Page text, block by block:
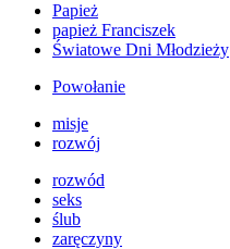
Papież
papież Franciszek
Światowe Dni Młodzieży
Powołanie
misje
rozwój
rozwód
seks
ślub
zaręczyny